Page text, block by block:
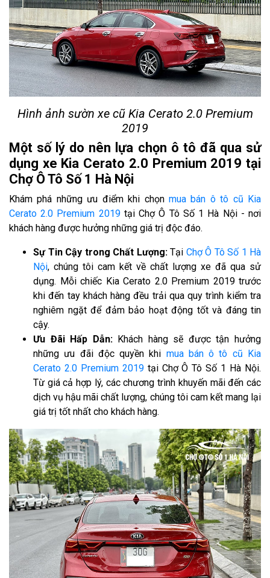
Hình ảnh sườn xe cũ Kia Cerato 2.0 Premium
2019
Một số lý do nên lựa chọn ô tô đã qua sử
dụng xe Kia Cerato 2.0 Premium 2019 tại
Chợ Ô Tô Số 1 Hà Nội
Khám phá những ưu điểm khi chọn mua bán ô tô cũ Kia
Cerato 2.0 Premium 2019tại Chợ Ô Tô Số 1 Hà Nội - nơi
khách hàng được hưởng những giá trị độc đáo.
Sự Tin Cậy trong Chất Lượng:Tại Chợ Ô Tô Số 1 Hà
Nội, chúng tôi cam kết về chất lượng xe đã qua sử
dụng. Mỗi chiếc Kia Cerato 2.0 Premium 2019 trước
khi đến tay khách hàng đều trải qua quy trình kiểm tra
nghiêm ngặt để đảm bảo hoạt động tốt và đáng tin
cậy.
Ưu Đãi Hấp Dẫn:Khách hàng sẽ được tận hưởng
những ưu đãi độc quyền khi mua bán ô tô cũ Kia
Cerato 2.0 Premium 2019tại Chợ Ô Tô Số 1 Hà Nội.
Từ giá cả hợp lý, các chương trình khuyến mãi đến các
dịch vụ hậu mãi chất lượng, chúng tôi cam kết mang lại
giá trị tốt nhất cho khách hàng.